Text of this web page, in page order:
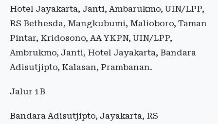
Hotel Jayakarta, Janti, Ambarukmo, UIN/LPP,
RS Bethesda, Mangkubumi, Malioboro, Taman
Pintar, Kridosono, AA YKPN, UIN/LPP,
Ambrukmo, Janti, Hotel Jayakarta, Bandara
Adisutjipto, Kalasan, Prambanan.
Jalur 1B
Bandara Adisutjipto, Jayakarta, RS